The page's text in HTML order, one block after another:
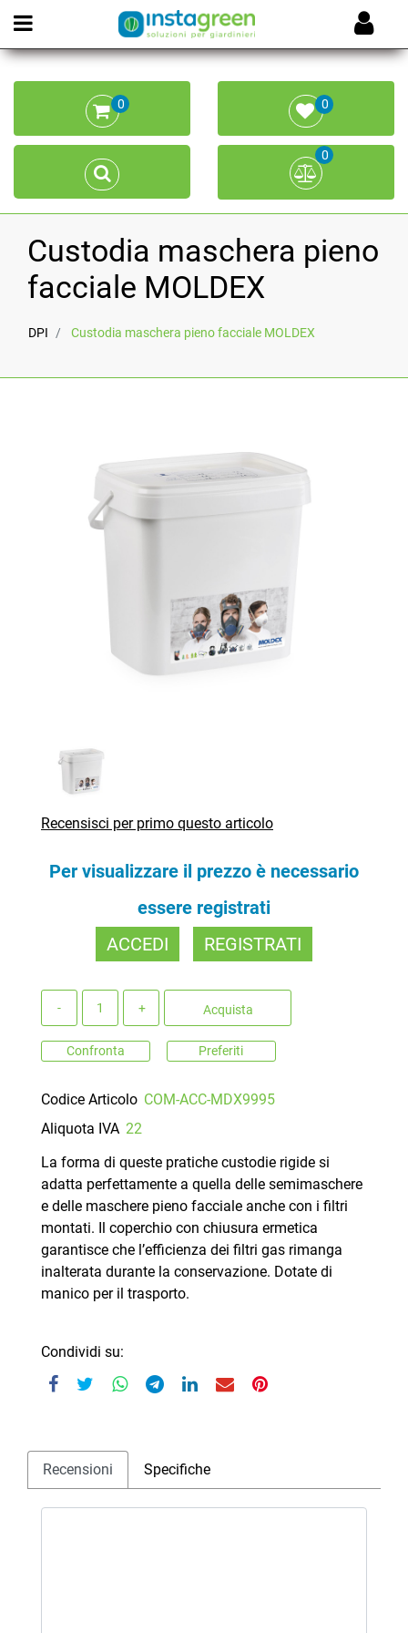
Open menu
0 0
0
Custodia maschera pieno
facciale MOLDEX
DPI Custodia maschera pieno facciale MOLDEX
Recensisci per primo questo articolo
Per visualizzare il prezzo è necessario
essere registrati
ACCEDI
REGISTRATI
Acquista
Confronta Preferiti
Codice Articolo COM-ACC-MDX9995
Aliquota IVA 22
La forma di queste pratiche custodie rigide si
adatta perfettamente a quella delle semimaschere
e delle maschere pieno facciale anche con i filtri
montati. Il coperchio con chiusura ermetica
garantisce che l’efficienza dei filtri gas rimanga
inalterata durante la conservazione. Dotate di
manico per il trasporto.
Condividi su:
Recensioni Specifiche